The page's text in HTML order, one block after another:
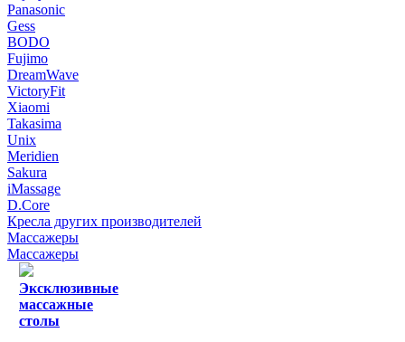
Panasonic
Gess
BODO
Fujimo
DreamWave
VictoryFit
Xiaomi
Takasima
Unix
Meridien
Sakura
iMassage
D.Core
Кресла других производителей
Массажеры
Массажеры
Эксклюзивные
массажные
столы